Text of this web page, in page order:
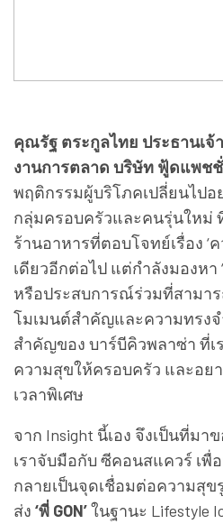
คุณรัฐ ตระกูลไทย ประธานเจ้
งานการตลาด บริษัท ฟู้ดแพช
พฤติกรรมผู้บริโภคเปลี่ยนไปอ
กลุ่มครอบครัวและคนรุ่นใหม่
ร้านอาหารที่ตอบโจทย์เรื่อง ‘ค
เดียวอีกต่อไป แต่กำลังมองหา
หรือประสบการณ์ร่วมที่สามาร
โมเมนต์สำคัญและความทรง
สำคัญของ บาร์บีคิวพลาซ่า ที่เ
ความสุขให้ครอบครัว และอย
เวลาพิเศษ
จาก Insight นี้เอง จึงเป็นที่มา
เราจับมือกับ ซีคอนสแควร์ เพื่
กลายเป็นจุดเชื่อมต่อความสุข
ส่ง ‘พี่ GON’ในฐานะ Lifestyle